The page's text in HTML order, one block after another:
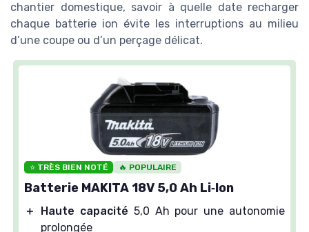
chantier domestique, savoir à quelle date recharger
chaque batterie ion évite les interruptions au milieu
d’une coupe ou d’un perçage délicat.
⭐ TRÈS BIEN NOTÉ 🔥 POPULAIRE
Batterie MAKITA 18V 5,0 Ah Li‑Ion
＋ Haute capacité 5,0 Ah pour une autonomie
prolongée